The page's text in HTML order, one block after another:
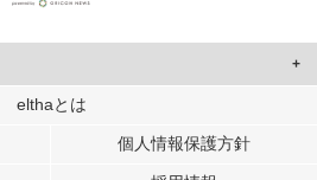
て、ユーザーに合わせたコンテンツや広告の
elthaとは
個人情報保護方針